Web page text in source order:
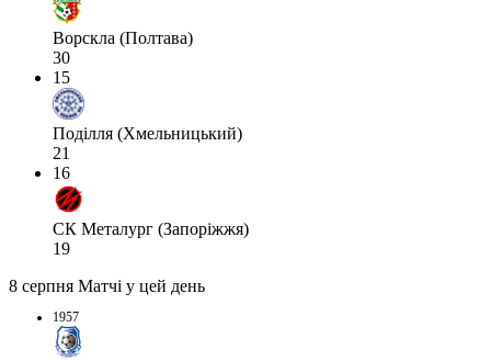
Ворскла (Полтава)
30
15
Поділля (Хмельницький)
21
16
СК Металург (Запоріжжя)
19
8 серпня Матчі у цей день
1957